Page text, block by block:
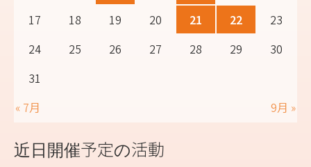
17
18 19 20 21 22
23
24
25 26 27 28 29
30
31
« 7月
9月 »
近日開催予定の活動